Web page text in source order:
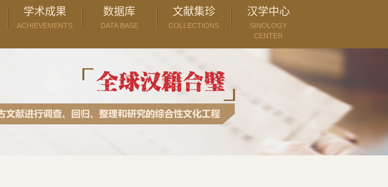
学术成果
ACHIEVEMENTS
数据库
DATA BASE
文献集珍
COLLECTIONS
汉学中心
SINOLOGY
CENTER